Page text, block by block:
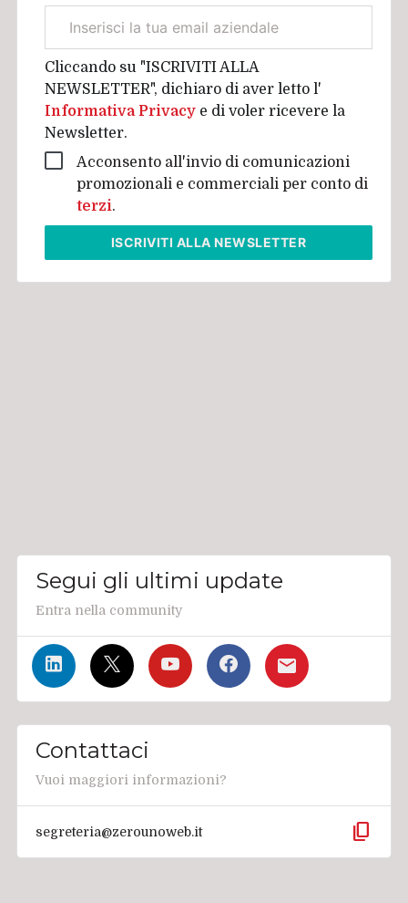
aziendale
Cliccando su "ISCRIVITI ALLA
NEWSLETTER", dichiaro di aver letto l'
Informativa Privacy e di voler ricevere la
Newsletter.
Acconsento all'invio di comunicazioni
promozionali e commerciali per conto di
terzi.
ISCRIVITI ALLA NEWSLETTER
Segui gli ultimi update
Entra nella community
Contattaci
Vuoi maggiori informazioni?
segreteria@zerounoweb.it content_copy